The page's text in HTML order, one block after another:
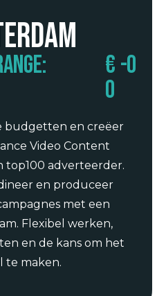
€
0
-0
budgetten en creëer
Video Content
top100 adverteerder.
en produceer
met een
Flexibel werken,
en de kans om het
te maken.